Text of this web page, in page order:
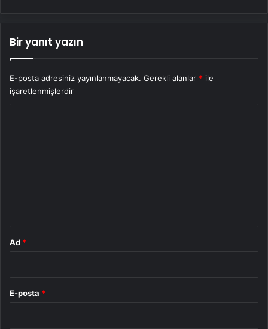
Bir yanıt yazın
E-posta adresiniz yayınlanmayacak. Gerekli alanlar * ile
işaretlenmişlerdir
Ad *
E-posta *